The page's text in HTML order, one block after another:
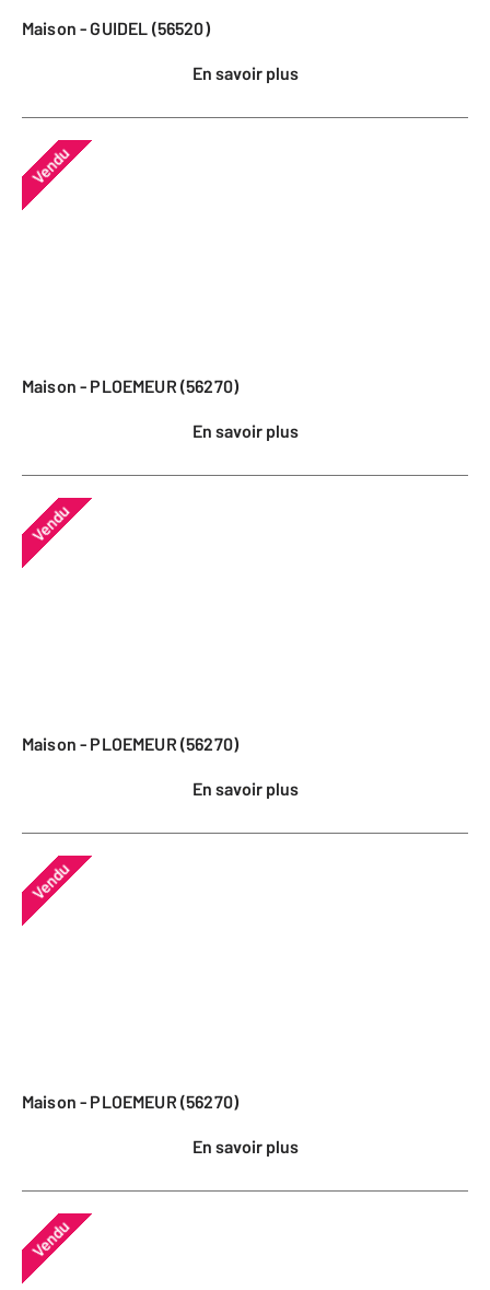
Maison - GUIDEL (56520)
En savoir plus
Vendu
Maison - PLOEMEUR (56270)
En savoir plus
Vendu
Maison - PLOEMEUR (56270)
En savoir plus
Vendu
Maison - PLOEMEUR (56270)
En savoir plus
Vendu